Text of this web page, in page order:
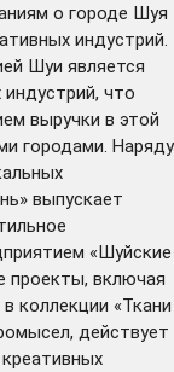
о городе Шуя
индустрий.
Шуи является
что
выручки в этой
городами. Наряду
выпускает
«Шуйские
проекты, включая
коллекции «Ткани
действует